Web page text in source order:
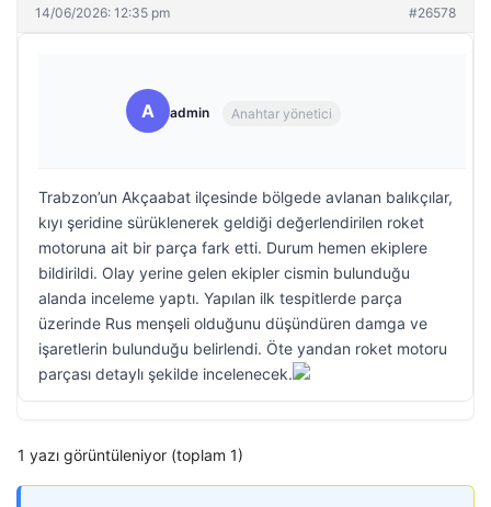
14/06/2026: 12:35 pm #26578
A admin Anahtar yönetici
Trabzon’un Akçaabat ilçesinde bölgede avlanan balıkçılar,
kıyı şeridine sürüklenerek geldiği değerlendirilen roket
motoruna ait bir parça fark etti. Durum hemen ekiplere
bildirildi. Olay yerine gelen ekipler cismin bulunduğu
alanda inceleme yaptı. Yapılan ilk tespitlerde parça
üzerinde Rus menşeli olduğunu düşündüren damga ve
işaretlerin bulunduğu belirlendi. Öte yandan roket motoru
parçası detaylı şekilde incelenecek.
1 yazı görüntüleniyor (toplam 1)